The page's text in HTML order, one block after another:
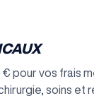
€ pour vos frais
soins et